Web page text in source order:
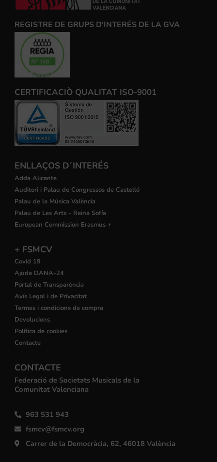
REGISTRE DE GRUPS D'INTERÉS DE LA GVA
CERTIFICACIÒ QUALITAT ISO-9001
ENLLAÇOS D´INTERÉS
Adda Alicante
Auditori i Palau de Congressos de Castelló
Palau de la Música València
Palau de Les Arts - Reina Sofía
European Commission Erasmus +
+ FSMCV
Covid 19
Ajuda DANA-24
Portal de Transparència
Avís Legal i de Privacitat
Termes i condicions de compra
Devolucions
Política de cookies
Contacte
CONTACTE
Federació de Societats Musicals de la
Comunitat Valenciana
963 531 943
fsmcv@fsmcv.org
Carrer de la Democràcia, 62, 46018 València